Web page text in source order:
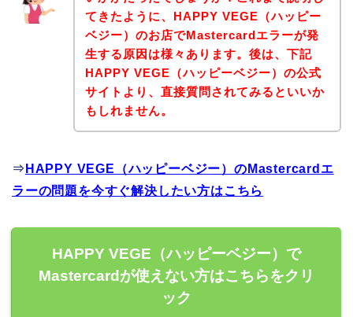
てきたように、HAPPY VEGE（ハッピー
ベジー）のお店でMastercardエラーが発
生する原因は様々あります。後は、下記
HAPPY VEGE（ハッピーベジー）の公式
サイトより、直接質問されてみるといいか
もしれません。
⇒ HAPPY VEGE（ハッピーベジー）のMastercardエ
ラーの問題を今すぐ解決したい方はこちら
HAPPY VEGE（ハッピーベジー）で
Mastercardが使えない方はこちらをクリ
ック